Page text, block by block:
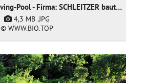
3. Platz - Kategorie Living-Pool - Firma: SCHLEITZER baut Gärten creativ & innovativ GmbH
4,3 MB .JPG
© WWW.BIO.TOP